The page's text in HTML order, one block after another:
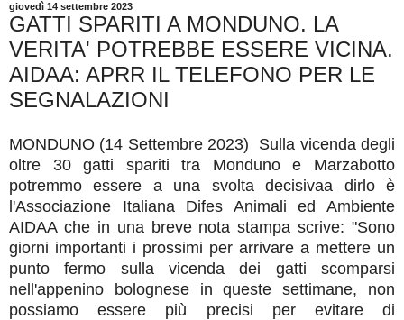
giovedì 14 settembre 2023
GATTI SPARITI A MONDUNO. LA
VERITA' POTREBBE ESSERE VICINA.
AIDAA: APRR IL TELEFONO PER LE
SEGNALAZIONI
MONDUNO (14 Settembre 2023) Sulla vicenda degli
oltre 30 gatti spariti tra Monduno e Marzabotto
potremmo essere a una svolta decisivaa dirlo è
l'Associazione Italiana Difes Animali ed Ambiente
AIDAA che in una breve nota stampa scrive: "Sono
giorni importanti i prossimi per arrivare a mettere un
punto fermo sulla vicenda dei gatti scomparsi
nell'appenino bolognese in queste settimane, non
possiamo essere più precisi per evitare di